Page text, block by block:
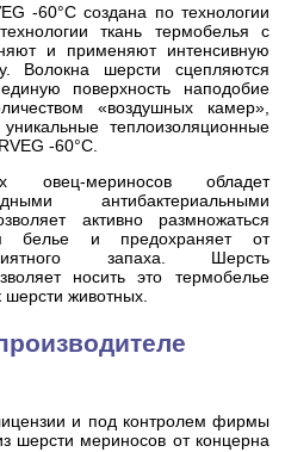
-60°C создана по технологии
ткань термобелья с
и применяют интенсивную
Волокна шерсти сцепляются
поверхность наподобие
«воздушных камер»,
теплоизоляционные
-60°C.
овец-мериносов обладет
антибактериальными
активно размножаться
белье и предохраняет от
запаха. Шерсть
носить это термобелье
животных.
и под контролем фирмы
шерсти мериносов от концерна